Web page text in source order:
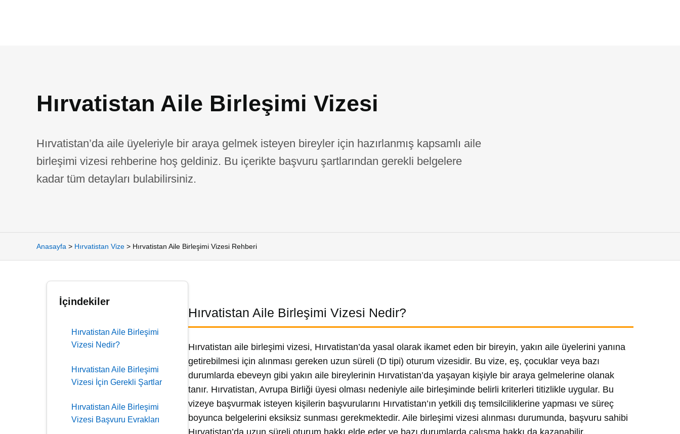
Hırvatistan Aile Birleşimi Vizesi
Hırvatistan’da aile üyeleriyle bir araya gelmek isteyen bireyler için hazırlanmış kapsamlı aile
birleşimi vizesi rehberine hoş geldiniz. Bu içerikte başvuru şartlarından gerekli belgelere
kadar tüm detayları bulabilirsiniz.
Anasayfa > Hırvatistan Vize > Hırvatistan Aile Birleşimi Vizesi Rehberi
İçindekiler
Hırvatistan Aile Birleşimi
Vizesi Nedir?
Hırvatistan Aile Birleşimi
Vizesi İçin Gerekli Şartlar
Hırvatistan Aile Birleşimi
Vizesi Başvuru Evrakları
Hırvatistan Aile Birleşimi Vizesi Nedir?
Hırvatistan aile birleşimi vizesi, Hırvatistan’da yasal olarak ikamet eden bir bireyin, yakın aile üyelerini yanına
getirebilmesi için alınması gereken uzun süreli (D tipi) oturum vizesidir. Bu vize, eş, çocuklar veya bazı
durumlarda ebeveyn gibi yakın aile bireylerinin Hırvatistan’da yaşayan kişiyle bir araya gelmelerine olanak
tanır. Hırvatistan, Avrupa Birliği üyesi olması nedeniyle aile birleşiminde belirli kriterleri titizlikle uygular. Bu
vizeye başvurmak isteyen kişilerin başvurularını Hırvatistan’ın yetkili dış temsilciliklerine yapması ve süreç
boyunca belgelerini eksiksiz sunması gerekmektedir. Aile birleşimi vizesi alınması durumunda, başvuru sahibi
Hırvatistan’da uzun süreli oturum hakkı elde eder ve bazı durumlarda çalışma hakkı da kazanabilir.